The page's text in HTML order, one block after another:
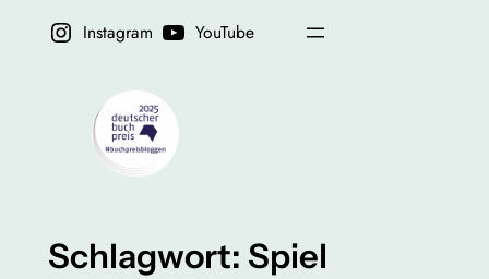
Instagram YouTube
Schlagwort: Spiel